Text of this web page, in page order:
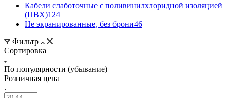
Кабели слаботочные с поливинилхлоридной изоляцией
(ПВХ)124
Не экранированные, без брони46
Фильтр
Сортировка
По популярности (убывание)
Розничная цена